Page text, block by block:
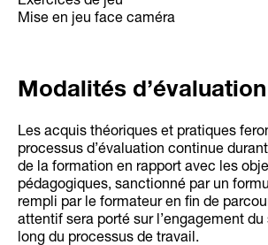
Mise en jeu face caméra
Modalités d’évaluation
Les acquis théoriques et pratiques
processus d’évaluation continue
de la formation en rapport avec les
pédagogiques, sanctionné par un
rempli par le formateur en fin de
attentif sera porté sur l’engagement
long du processus de travail.